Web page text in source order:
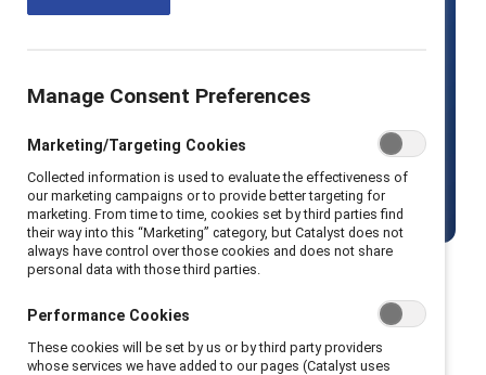
activement tous les employés, y
compris les hommes.
Commencer
Renforcez l’entraide et la mobilisation
pour combler l’écart entre les genres
Manage Consent Preferences
Marketing/Targeting Cookies
Collected information is used to evaluate the effectiveness of
our marketing campaigns or to provide better targeting for
marketing. From time to time, cookies set by third parties find
their way into this “Marketing” category, but Catalyst does not
always have control over those cookies and does not share
personal data with those third parties.
Performance Cookies
These cookies will be set by us or by third party providers
whose services we have added to our pages (Catalyst uses